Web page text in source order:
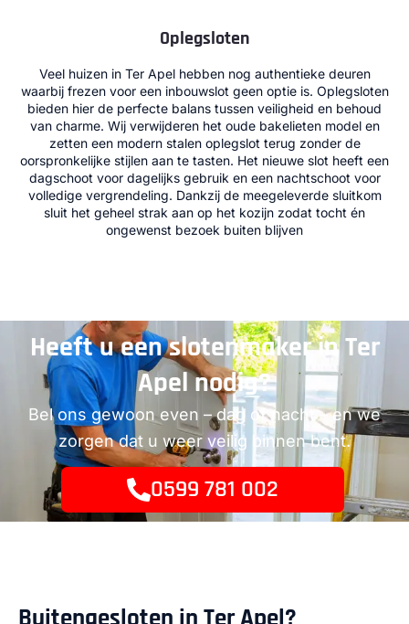
Oplegsloten
Veel huizen in Ter Apel hebben nog authentieke deuren
waarbij frezen voor een inbouwslot geen optie is. Oplegsloten
bieden hier de perfecte balans tussen veiligheid en behoud
van charme. Wij verwijderen het oude bakelieten model en
zetten een modern stalen oplegslot terug zonder de
oorspronkelijke stijlen aan te tasten. Het nieuwe slot heeft een
dagschoot voor dagelijks gebruik en een nachtschoot voor
volledige vergrendeling. Dankzij de meegeleverde sluitkom
sluit het geheel strak aan op het kozijn zodat tocht én
ongewenst bezoek buiten blijven
Heeft u een slotenmaker in Ter
Apel nodig?
Bel ons gewoon even – dag of nacht – en we
zorgen dat u weer veilig binnen bent.
0599 781 002